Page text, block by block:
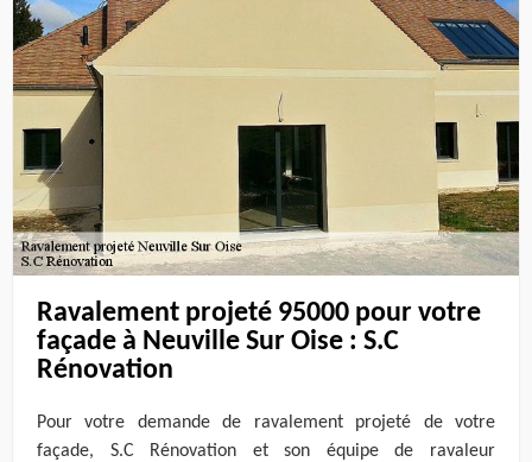
Ravalement projeté 95000 pour votre
façade à Neuville Sur Oise : S.C
Rénovation
Pour votre demande de ravalement projeté de votre
façade, S.C Rénovation et son équipe de ravaleur